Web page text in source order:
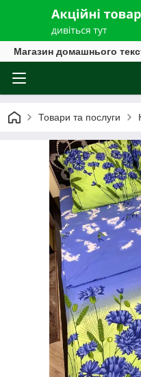
Магазин домашнього
Товари та послуги